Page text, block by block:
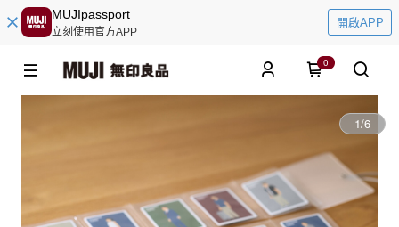
MUJIpassport
立刻使用官方APP
開啟APP
0
1/6